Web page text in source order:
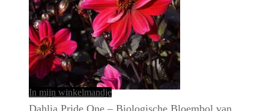
In mijn winkelmandje